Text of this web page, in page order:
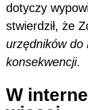
dotyczy
stwierdził, że
urzędników do
konsekwencji.
W